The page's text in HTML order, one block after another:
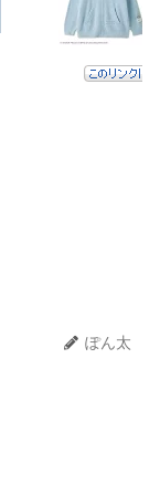
ぽん太